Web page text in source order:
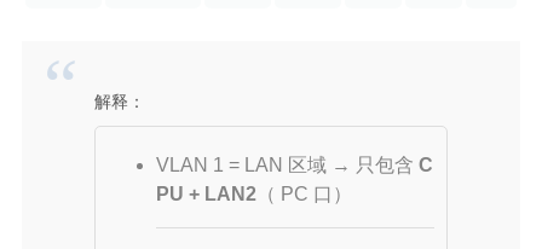
解释：
VLAN 1 = LAN 区域 → 只包含 C
PU + LAN2（ PC 口）